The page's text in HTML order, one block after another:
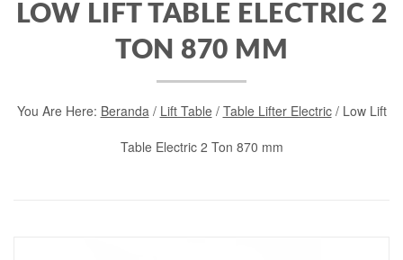
LOW LIFT TABLE ELECTRIC 2
TON 870 MM
You Are Here: Beranda/ Lift Table/ Table Lifter Electric/ Low Lift
Table Electric 2 Ton 870 mm